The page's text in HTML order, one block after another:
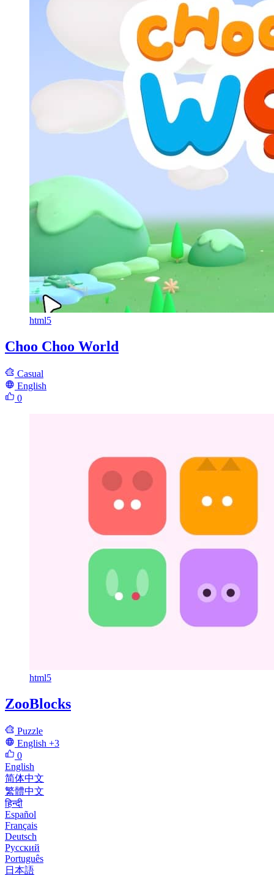
html5
Choo Choo World
Casual
English
0
html5
ZooBlocks
Puzzle
English +3
0
English
简体中文
繁體中文
हिन्दी
Español
Français
Deutsch
Русский
Português
日本語